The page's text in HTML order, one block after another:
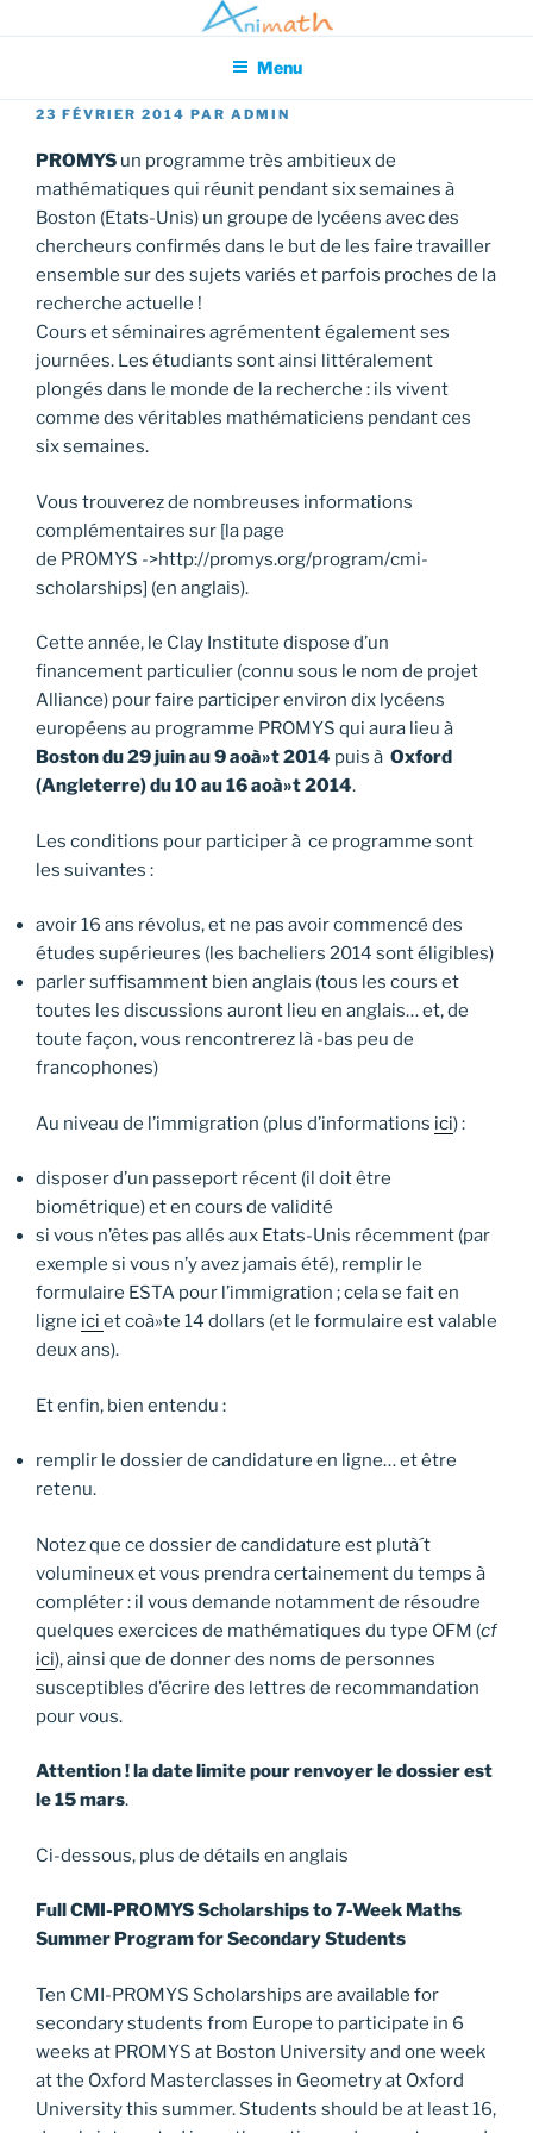
au
principal
Association pour l'Animation en Mathématiques
Menu
PUBLIÉ
23 FÉVRIER 2014 PAR ADMIN
PROMYS un programme très ambitieux de
mathématiques qui réunit pendant six semaines à
Boston (Etats-Unis) un groupe de lycéens avec des
chercheurs confirmés dans le but de les faire travailler
ensemble sur des sujets variés et parfois proches de la
recherche actuelle !
Cours et séminaires agrémentent également ses
journées. Les étudiants sont ainsi littéralement
plongés dans le monde de la recherche : ils vivent
comme des véritables mathématiciens pendant ces
six semaines.
Vous trouverez de nombreuses informations
complémentaires sur [la page
de PROMYS ->http://promys.org/program/cmi-
scholarships] (en anglais).
Cette année, le Clay Institute dispose d’un
financement particulier (connu sous le nom de projet
Alliance) pour faire participer environ dix lycéens
européens au programme PROMYS qui aura lieu à
Boston du 29 juin au 9 aoà»t 2014 puis à Oxford
(Angleterre) du 10 au 16 aoà»t 2014.
Les conditions pour participer à ce programme sont
les suivantes :
avoir 16 ans révolus, et ne pas avoir commencé des
études supérieures (les bacheliers 2014 sont éligibles)
parler suffisamment bien anglais (tous les cours et
toutes les discussions auront lieu en anglais… et, de
toute façon, vous rencontrerez là -bas peu de
francophones)
Au niveau de l’immigration (plus d’informations ici) :
disposer d’un passeport récent (il doit être
biométrique) et en cours de validité
si vous n’êtes pas allés aux Etats-Unis récemment (par
exemple si vous n’y avez jamais été), remplir le
formulaire ESTA pour l’immigration ; cela se fait en
ligne ici et coà»te 14 dollars (et le formulaire est valable
deux ans).
Et enfin, bien entendu :
remplir le dossier de candidature en ligne… et être
retenu.
Notez que ce dossier de candidature est plutà´t
volumineux et vous prendra certainement du temps à
compléter : il vous demande notamment de résoudre
quelques exercices de mathématiques du type OFM (cf
ici), ainsi que de donner des noms de personnes
susceptibles d’écrire des lettres de recommandation
pour vous.
Attention ! la date limite pour renvoyer le dossier est
le 15 mars.
Ci-dessous, plus de détails en anglais
Full CMI-PROMYS Scholarships to 7-Week Maths
Summer Program for Secondary Students
Ten CMI-PROMYS Scholarships are available for
secondary students from Europe to participate in 6
weeks at PROMYS at Boston University and one week
at the Oxford Masterclasses in Geometry at Oxford
University this summer. Students should be at least 16,